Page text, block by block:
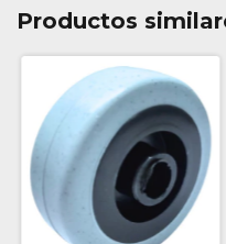
Productos